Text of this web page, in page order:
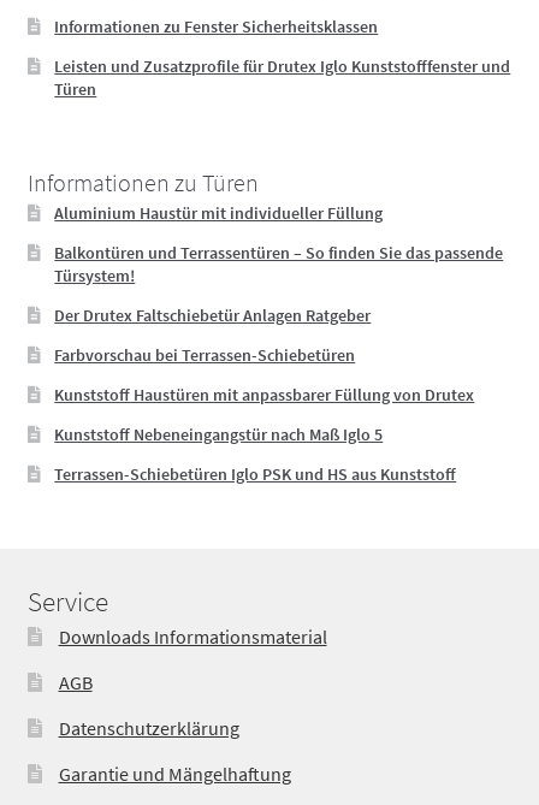
Informationen zu Fenster Sicherheitsklassen
Leisten und Zusatzprofile für Drutex Iglo Kunststofffenster und
Türen
Informationen zu Türen
Aluminium Haustür mit individueller Füllung
Balkontüren und Terrassentüren – So finden Sie das passende
Türsystem!
Der Drutex Faltschiebetür Anlagen Ratgeber
Farbvorschau bei Terrassen-Schiebetüren
Kunststoff Haustüren mit anpassbarer Füllung von Drutex
Kunststoff Nebeneingangstür nach Maß Iglo 5
Terrassen-Schiebetüren Iglo PSK und HS aus Kunststoff
Service
Downloads Informationsmaterial
AGB
Datenschutzerklärung
Garantie und Mängelhaftung